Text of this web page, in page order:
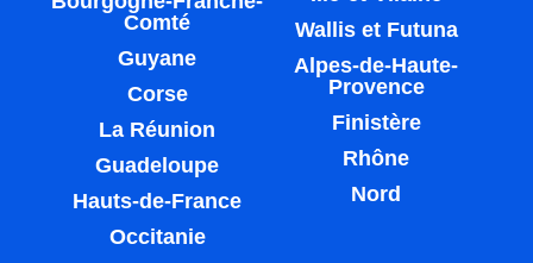
Comté
Guyane
Corse
La Réunion
Guadeloupe
Hauts-de-France
Occitanie
Wallis et Futuna
Alpes-de-Haute-
Provence
Finistère
Rhône
Nord